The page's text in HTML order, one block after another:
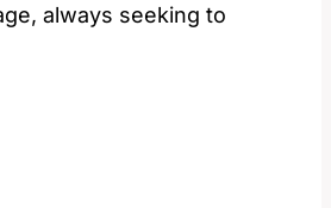
always seeking to